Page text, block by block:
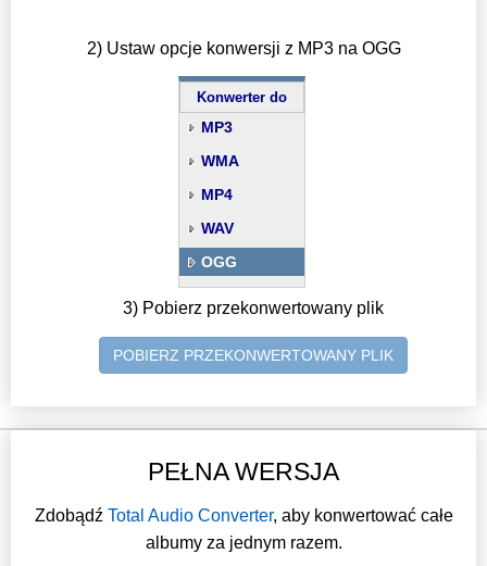
2) Ustaw opcje konwersji z MP3 na OGG
Konwerter do
MP3
WMA
MP4
WAV
OGG
3) Pobierz przekonwertowany plik
POBIERZ PRZEKONWERTOWANY PLIK
PEŁNA WERSJA
Zdobądź Total Audio Converter, aby konwertować całe
albumy za jednym razem.